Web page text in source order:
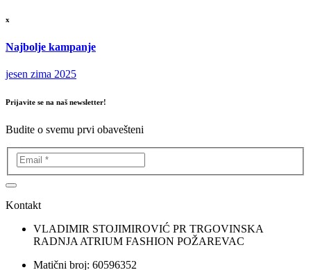
x
Najbolje kampanje
jesen zima 2025
Prijavite se na naš newsletter!
Budite o svemu prvi obavešteni
Kontakt
VLADIMIR STOJIMIROVIĆ PR TRGOVINSKA
RADNJA ATRIUM FASHION POŽAREVAC
Matični broj: 60596352